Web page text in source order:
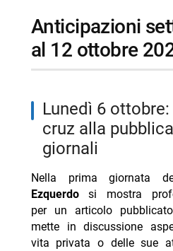
anticipazioni settimanali dal 6
al 12 ottobre
lunedì 6 ottobre: reazioni di
cruz alla
giornali
Nella prima giornata
Ezquerdosi mostra
per un articolo
mette in discussione
vita privata o delle sue